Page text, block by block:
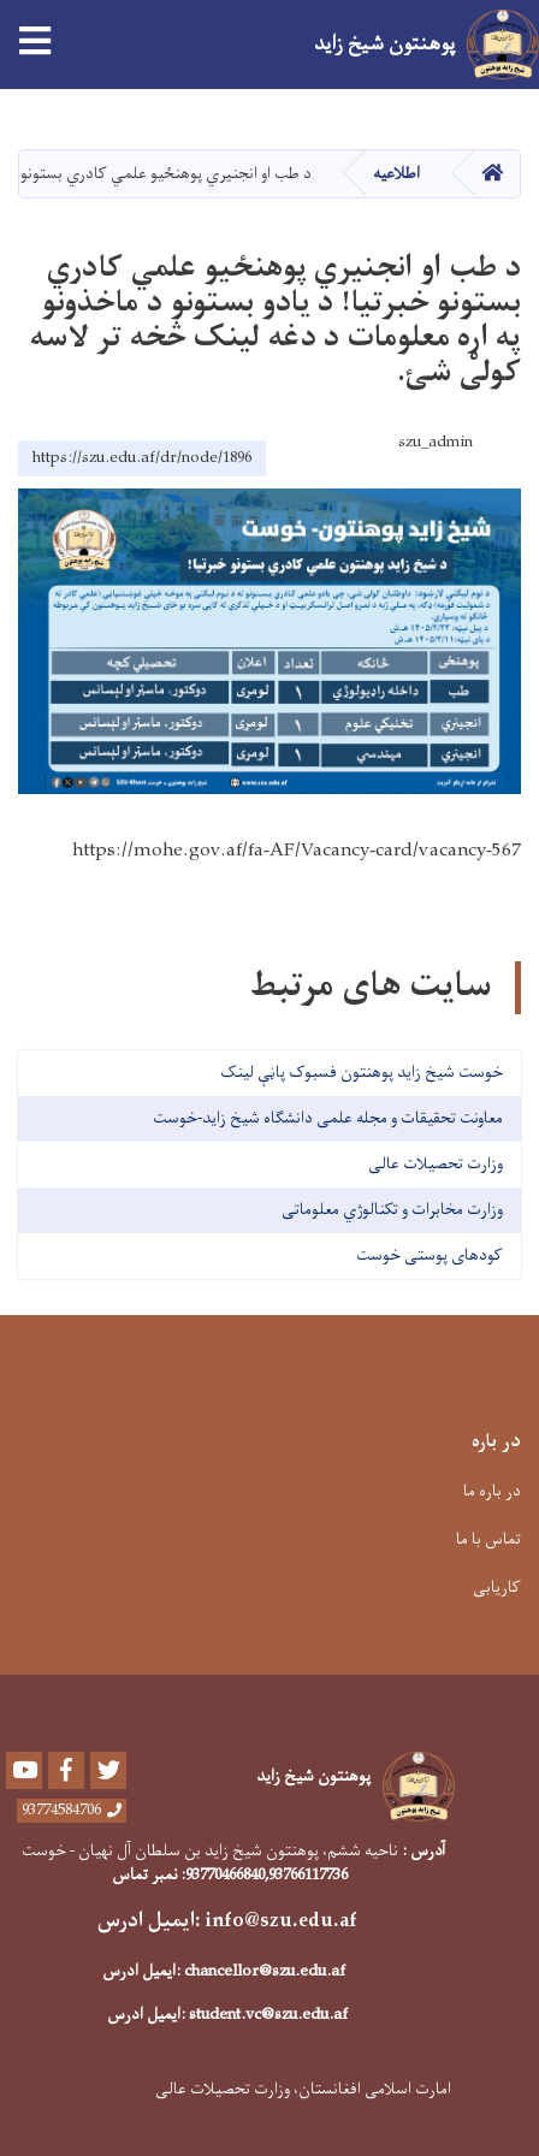
main
content
پوهنتون شیخ زاید
صفحه اصلیاطلاعیه د طب او انجنيري پوهنځيو علمي کادري بستونو
د طب او انجنيري پوهنځيو علمي کادري
بستونو خبرتيا! د يادو بستونو د ماخذونو
په اړه معلومات د دغه لينک څخه تر لاسه
کولی شئ.
szu_admin
https://szu.edu.af/dr/node/1896
https://mohe.gov.af/fa-AF/Vacancy-card/vacancy-567
سایت های مرتبط
خوست شیخ زاید پوهنتون فسبوک پاڼې لینک
معاونت تحقیقات و مجله علمی دانشگاه شیخ زاید-خوست
وزارت تحصیلات عالی
وزارت مخابرات و تکنالوژي معلوماتی
کودهای پوستی خوست
در باره
در باره ما
تماس با ما
کاریابی
پوهنتون شیخ زاید Youtube Facebook
93774584706
آدرس : ناحیه ششم، پوهنتون شیخ زاید بن سلطان آل نهیان - خوست
93770466840,93766117736 : نمبر تماس
info@szu.edu.af:ایمیل ادرس
chancellor@szu.edu.af:ایمیل ادرس
student.vc@szu.edu.af:ایمیل ادرس
امارت اسلامی افغانستان، وزارت تحصیلات عالی